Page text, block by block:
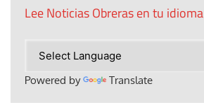
Lee Noticias Obreras en tu idioma
Powered by Translate